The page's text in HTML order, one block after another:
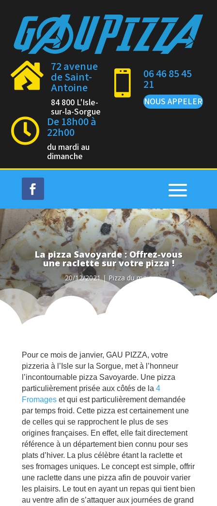
 72 avenue
de Saint-
Antoine
84 800 L'Isle-
sur-la-Sorgue
 06 46 85 45
21
NOUS APPELER
 De 18h00 à
22h00
du mardi au
dimanche
La pizza Savoyarde : Offrez-vous
une raclette sur votre pizza !
20/12/2021| Pizza du mois
Pour ce mois de janvier, GAU PIZZA, votre
pizzeria à l’Isle sur la Sorgue, met à l’honneur
l’incontournable pizza Savoyarde. Une pizza
particulièrement prisée aux côtés de la 4
Fromageset qui est particulièrement demandée
par temps froid. Cette pizza est certainement une
de celles qui se rapprochent le plus de ses
origines françaises. En effet, elle fait directement
référence à un département bien connu pour ses
plats d’hiver. La plus célèbre étant la raclette et
ses fromages uniques. Le concept est simple, offrir
une raclette dans une pizza afin de pouvoir varier
les plaisirs. Le tout en ayant un repas qui tient bien
au ventre afin de s’attaquer aux journées de grand